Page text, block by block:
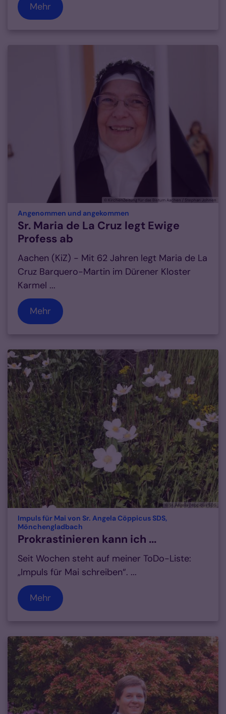
Mehr
© KirchenZeitung für das Bistum Aachen / Stephan Johnen
Angenommen und angekommen
Sr. Maria de La Cruz legt Ewige
Profess ab
Aachen (KiZ) - Mit 62 Jahren legt Maria de La
Cruz Barquero-Martin im Dürener Kloster
Karmel ...
Mehr
© Sr. Angela Cöppicus SDS
Impuls für Mai von Sr. Angela Cöppicus SDS,
Mönchengladbach
Prokrastinieren kann ich ...
Seit Wochen steht auf meiner ToDo-Liste:
„Impuls für Mai schreiben“. ...
Mehr